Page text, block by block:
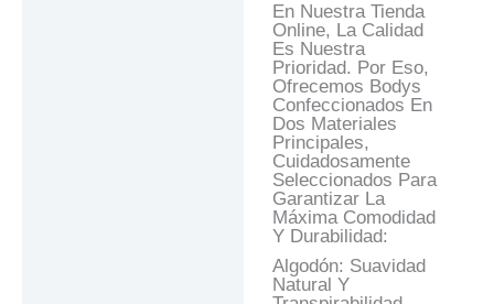
En Nuestra Tienda
Online, La Calidad
Es Nuestra
Prioridad. Por Eso,
Ofrecemos Bodys
Confeccionados En
Dos Materiales
Principales,
Cuidadosamente
Seleccionados Para
Garantizar La
Máxima Comodidad
Y Durabilidad:
Algodón: Suavidad
Natural Y